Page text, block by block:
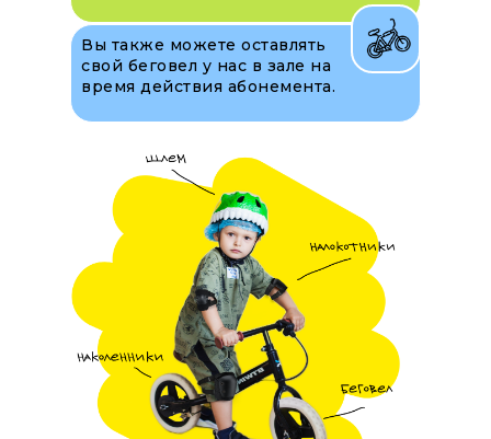
Вы также можете оставлять
свой беговел у нас в зале на
время действия абонемента.